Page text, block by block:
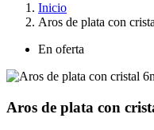
Inicio
Aros de plata con
En oferta
Aros de plata con